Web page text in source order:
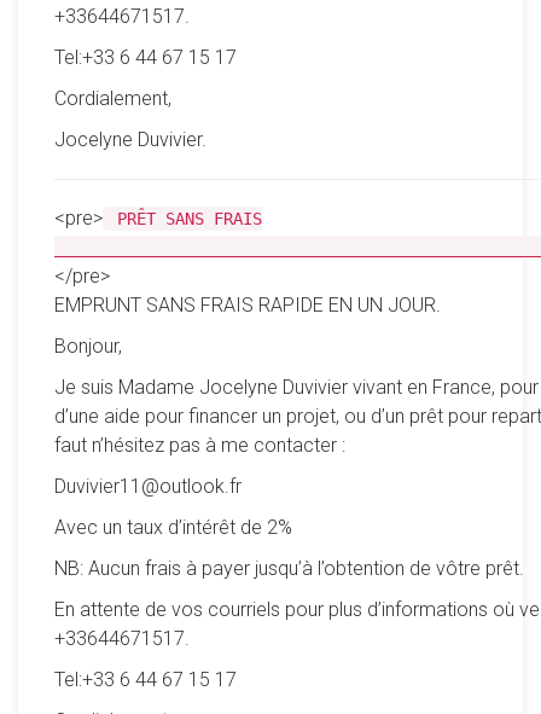
+33644671517.
Tel:+33 6 44 67 15 17
Cordialement,
Jocelyne Duvivier.
<pre>
PRÊT SANS FRAIS
</pre>
EMPRUNT SANS FRAIS RAPIDE EN UN JOUR.
Bonjour,
Je suis Madame Jocelyne Duvivier vivant en France,
d’une aide pour financer un projet, ou d’un prêt pour
faut n’hésitez pas à me contacter :
Duvivier11@outlook.fr
Avec un taux d’intérêt de 2%
NB: Aucun frais à payer jusqu’à l’obtention de vôtre prêt.
En attente de vos courriels pour plus d’informations où
+33644671517.
Tel:+33 6 44 67 15 17